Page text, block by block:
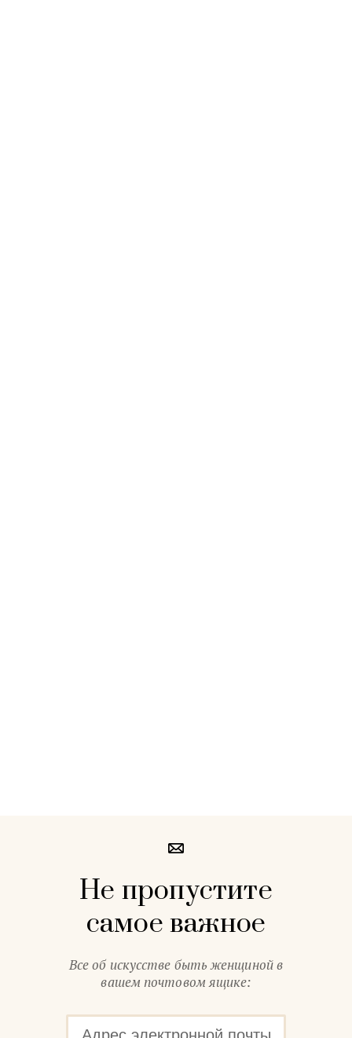
Не пропустите
самое важное
Все об искусстве быть женщиной в
вашем почтовом ящике: